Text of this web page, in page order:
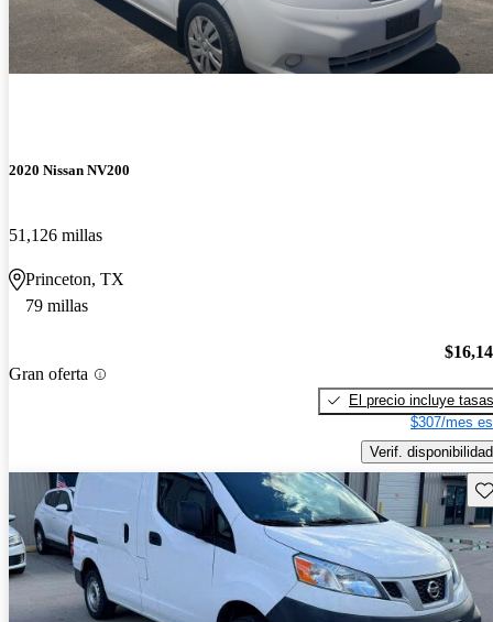
2020 Nissan NV200
51,126 millas
Princeton, TX
79 millas
Gran oferta
El precio incluye tasas
$307/mes
Verif. disponibilidad